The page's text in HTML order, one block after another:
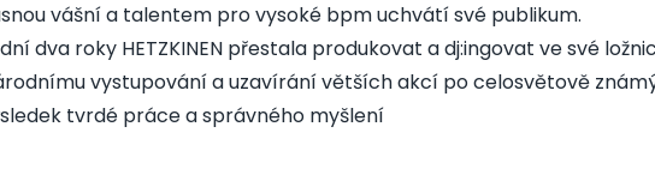
vášní a talentem pro vysoké bpm uchvátí své publikum.
dva roky HETZKINEN přestala produkovat a dj:ingovat ve své
vystupování a uzavírání větších akcí po celosvětově
tvrdé práce a správného myšlení